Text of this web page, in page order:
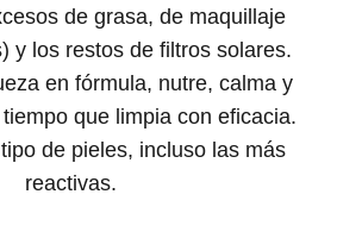
de grasa, de maquillaje
y los restos de filtros solares.
en fórmula, nutre, calma y
que limpia con eficacia.
de pieles, incluso las más
reactivas.